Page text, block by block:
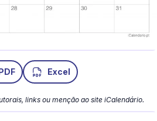
Excel
links ou menção ao site iCalendário.